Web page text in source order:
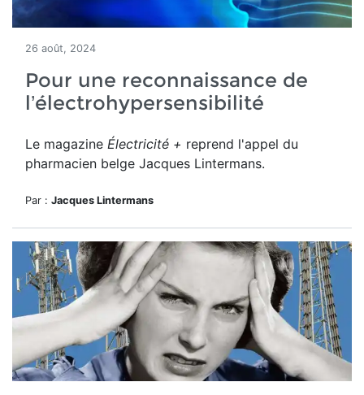
26 août, 2024
Pour une reconnaissance de
l’électrohypersensibilité
Le magazine Électricité + reprend l'appel du
pharmacien belge Jacques Lintermans.
Par : Jacques Lintermans